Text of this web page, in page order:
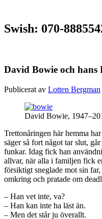
Swish: 070-
David Bowie och hans
Publicerat av Lotten Bergman
David Bowie,
Trettonåringen här hemma
säger så fort något tar slut,
funkar. Idag fick han
allvar, när alla i familjen fick
försiktigt sneglade mot sin
omkring och pratade om
– Han vet inte, va?
– Han kan inte ha läst än.
– Men det står ju överallt.